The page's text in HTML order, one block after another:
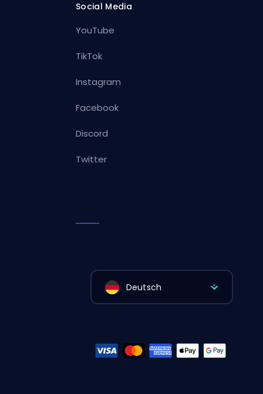
Social Media
YouTube
TikTok
Instagram
Facebook
Discord
Twitter
Deutsch